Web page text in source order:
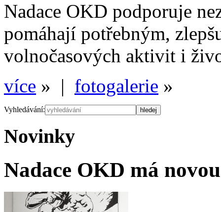
Nadace OKD podporuje
pomáhají potřebným,
volnočasových aktivit i
více » | fotogalerie »
Vyhledávání:
Novinky
Nadace OKD má